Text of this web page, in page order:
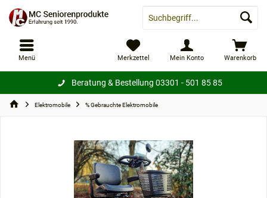
Beratung & Bestellung 03301 - 501 85 85
Warenkorb
Merkzettel Mein Konto
Menü
Elektromobile % Gebrauchte Elektromobile